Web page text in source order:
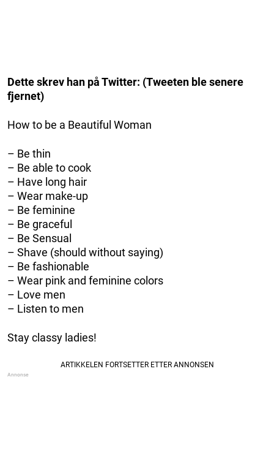
Dette skrev han på Twitter: (Tweeten ble senere
fjernet)
How to be a Beautiful Woman
– Be thin
– Be able to cook
– Have long hair
– Wear make-up
– Be feminine
– Be graceful
– Be Sensual
– Shave (should without saying)
– Be fashionable
– Wear pink and feminine colors
– Love men
– Listen to men
Stay classy ladies!